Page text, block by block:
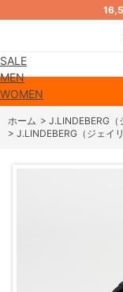
SALE
MEN
WOMEN
ホーム > J.LINDEBERG（
> J.LINDEBERG（ジェイ